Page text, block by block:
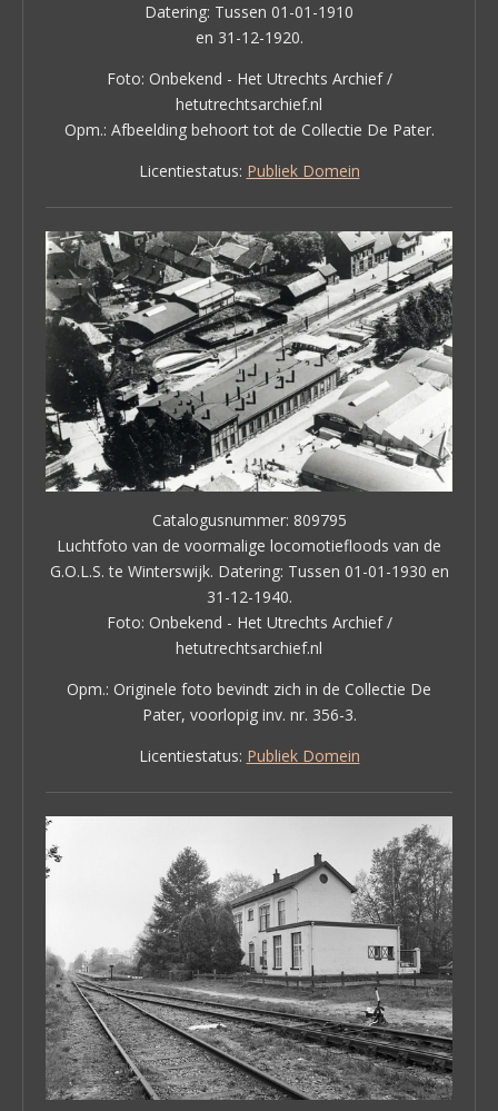
Datering: Tussen 01-01-1910
en 31-12-1920.
Foto: Onbekend - Het Utrechts Archief /
hetutrechtsarchief.nl
Opm.: Afbeelding behoort tot de Collectie De Pater.
Licentiestatus: Publiek Domein
Catalogusnummer: 809795
Luchtfoto van de voormalige locomotiefloods van de
G.O.L.S. te Winterswijk. Datering: Tussen 01-01-1930 en
31-12-1940.
Foto: Onbekend - Het Utrechts Archief /
hetutrechtsarchief.nl
Opm.: Originele foto bevindt zich in de Collectie De
Pater, voorlopig inv. nr. 356-3.
Licentiestatus: Publiek Domein